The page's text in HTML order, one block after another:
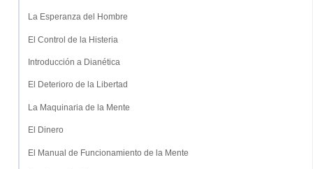
La Esperanza del Hombre
El Control de la Histeria
Introducción a Dianética
El Deterioro de la Libertad
La Maquinaria de la Mente
El Dinero
El Manual de Funcionamiento de la Mente